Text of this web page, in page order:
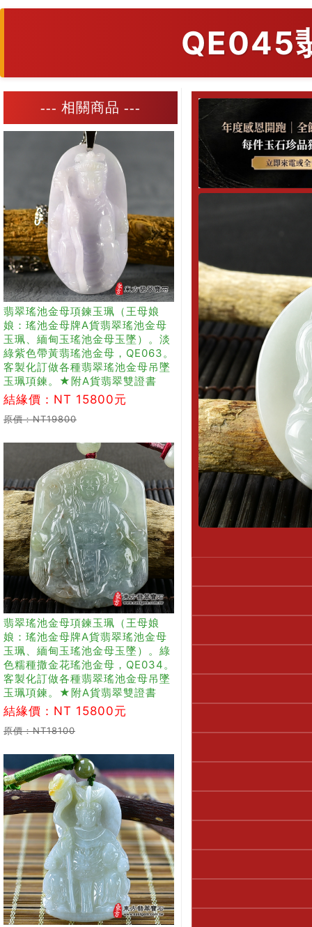
QE045
--- 相關商品 ---
翡翠瑤池金母項鍊玉珮（王母娘
娘：瑤池金母牌A貨翡翠瑤池金母
玉珮、緬甸玉瑤池金母玉墜）。淡
綠紫色帶黃翡瑤池金母，QE063。
客製化訂做各種翡翠瑤池金母吊墜
玉珮項鍊。★附A貨翡翠雙證書
結緣價：NT 15800元
原價：NT19800
翡翠瑤池金母項鍊玉珮（王母娘
娘：瑤池金母牌A貨翡翠瑤池金母
玉珮、緬甸玉瑤池金母玉墜）。綠
色糯種撒金花瑤池金母，QE034。
客製化訂做各種翡翠瑤池金母吊墜
玉珮項鍊。★附A貨翡翠雙證書
結緣價：NT 15800元
原價：NT18100